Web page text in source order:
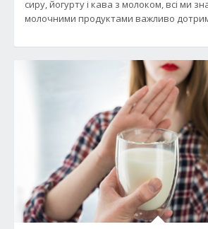
сиру, йогурту і кава з молоком, всі ми
молочними продуктами важливо